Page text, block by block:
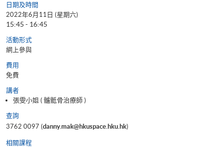
日期及時間
2022年6月11日 (星期六)
15:45 - 16:45
活動形式
網上參與
費用
免費
講者
張雯小姐 ( 髗骶骨治療師 )
查詢
3762 0097 (danny.mak@hkuspace.hku.hk)
相關課程